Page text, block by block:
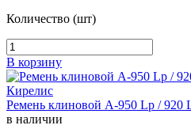
Количество (шт)
В корзину
Ремень клиновой А-950 Lp /
в наличии